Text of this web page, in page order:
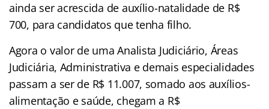
ainda ser acrescida de auxílio-natalidade de R$
700, para candidatos que tenha filho.
Agora o valor de uma Analista Judiciário, Áreas
Judiciária, Administrativa e demais especialidades
passam a ser de R$ 11.007, somado aos auxílios-
alimentação e saúde, chegam a R$